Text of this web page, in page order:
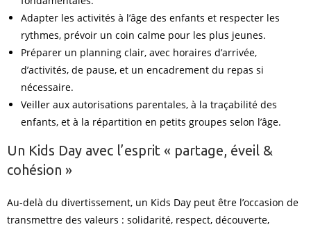
Adapter les activités à l’âge des enfants et respecter les
rythmes, prévoir un coin calme pour les plus jeunes.
Préparer un planning clair, avec horaires d’arrivée,
d’activités, de pause, et un encadrement du repas si
nécessaire.
Veiller aux autorisations parentales, à la traçabilité des
enfants, et à la répartition en petits groupes selon l’âge.
Un Kids Day avec l’esprit « partage, éveil &
cohésion »
Au-delà du divertissement, un Kids Day peut être l’occasion de
transmettre des valeurs : solidarité, respect, découverte,